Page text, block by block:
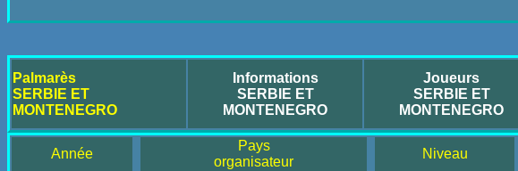
Palmarès
SERBIE ET
MONTENEGRO
Informations
SERBIE ET
MONTENEGRO
Joueurs
SERBIE ET
MONTENEGRO
Année
Pays
organisateur
Niveau